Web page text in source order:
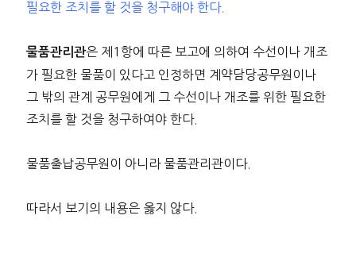
필요한 조치를 할 것을 청구해야 한다.
물품관리관은 제1항에 따른 보고에 의하여 수선이나 개조
가 필요한 물품이 있다고 인정하면 계약담당공무원이나
그 밖의 관계 공무원에게 그 수선이나 개조를 위한 필요한
조치를 할 것을 청구하여야 한다.
물품출납공무원이 아니라 물품관리관이다.
따라서 보기의 내용은 옳지 않다.